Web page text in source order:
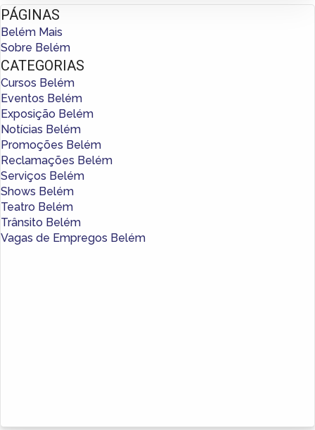
PÁGINAS
Belém Mais
Sobre Belém
CATEGORIAS
Cursos Belém
Eventos Belém
Exposição Belém
Notícias Belém
Promoções Belém
Reclamações Belém
Serviços Belém
Shows Belém
Teatro Belém
Trânsito Belém
Vagas de Empregos Belém